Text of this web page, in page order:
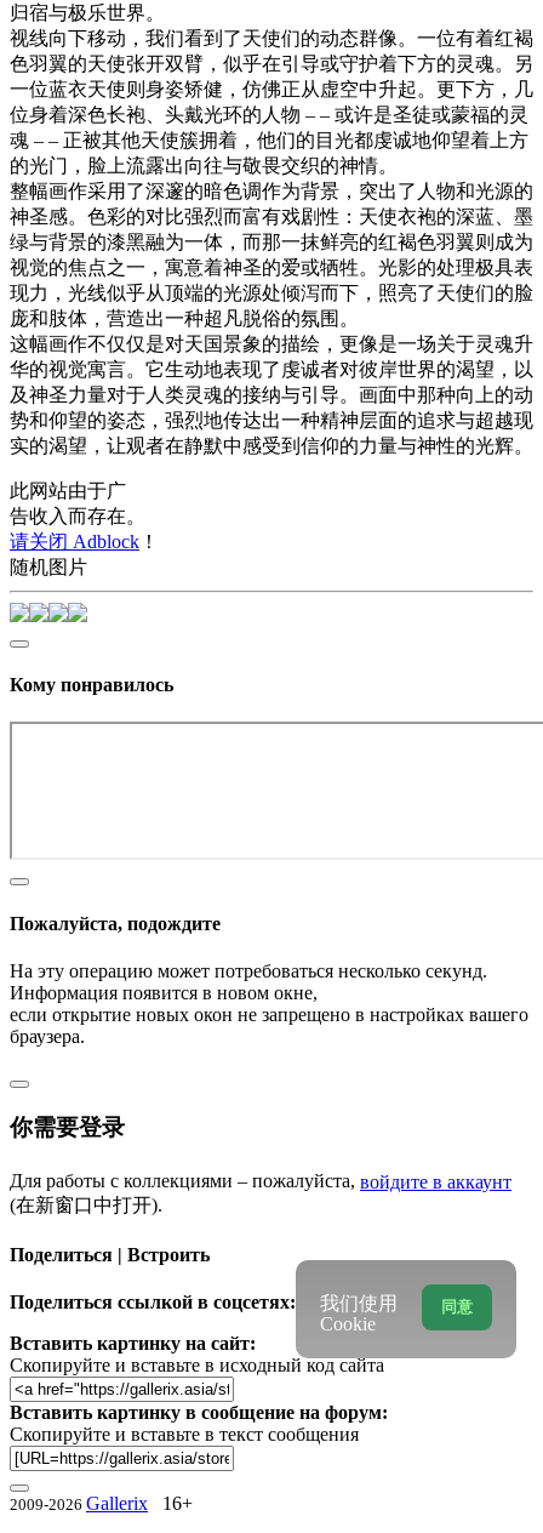
归宿与极乐世界。
视线向下移动，我们看到了天使们的动态群像。一位有着红褐
色羽翼的天使张开双臂，似乎在引导或守护着下方的灵魂。另
一位蓝衣天使则身姿矫健，仿佛正从虚空中升起。更下方，几
位身着深色长袍、头戴光环的人物 – – 或许是圣徒或蒙福的灵
魂 – – 正被其他天使簇拥着，他们的目光都虔诚地仰望着上方
的光门，脸上流露出向往与敬畏交织的神情。
整幅画作采用了深邃的暗色调作为背景，突出了人物和光源的
神圣感。色彩的对比强烈而富有戏剧性：天使衣袍的深蓝、墨
绿与背景的漆黑融为一体，而那一抹鲜亮的红褐色羽翼则成为
视觉的焦点之一，寓意着神圣的爱或牺牲。光影的处理极具表
现力，光线似乎从顶端的光源处倾泻而下，照亮了天使们的脸
庞和肢体，营造出一种超凡脱俗的氛围。
这幅画作不仅仅是对天国景象的描绘，更像是一场关于灵魂升
华的视觉寓言。它生动地表现了虔诚者对彼岸世界的渴望，以
及神圣力量对于人类灵魂的接纳与引导。画面中那种向上的动
势和仰望的姿态，强烈地传达出一种精神层面的追求与超越现
实的渴望，让观者在静默中感受到信仰的力量与神性的光辉。
此网站由于广
告收入而存在。
请关闭 Adblock ！
随机图片
Кому понравилось
Пожалуйста, подождите
На эту операцию может потребоваться несколько секунд.
Информация появится в новом окне,
если открытие новых окон не запрещено в настройках вашего
браузера.
你需要登录
Для работы с коллекциями – пожалуйста, войдите в аккаунт
(在新窗口中打开).
Поделиться | Встроить
Поделиться ссылкой в соцсетях:
Вставить картинку на сайт:
Скопируйте и вставьте в исходный код сайта
Вставить картинку в сообщение на форум:
Скопируйте и вставьте в текст сообщения
2009-2026 Gallerix 16+
同意
我们使用
Cookie